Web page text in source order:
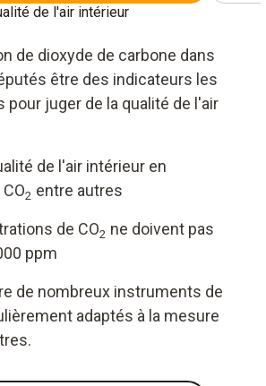
de l'air intérieur
de dioxyde de carbone dans
être des indicateurs les
pour juger de la qualité de l'air
de l'air intérieur en
2 entre autres
de CO2 ne doivent pas
ppm
de nombreux instruments de
adaptés à la mesure